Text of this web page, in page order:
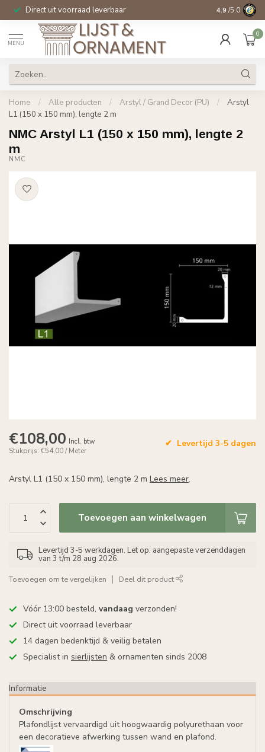
Direct uit voorraad leverbaar 14 dagen
4.9 /5.0
MENU
0
Home / Alle producten / Arstyl / Grand Decor (PU) /
Arstyl
L1 (150 x 150 mm), lengte 2 m
NMC Arstyl L1 (150 x 150 mm), lengte 2
m
NMC
€108,00 Incl. btw
Stukprijs: €54,00 / Meter
Levertijd 3-5 dagen
Arstyl L1 (150 x 150 mm), lengte 2 m Lees meer.
Toevoegen aan winkelwagen
Levertijd 3-5 werkdagen. Let op: aangepaste verzenddagen
van 3 t/m 28 aug 2026.
Toevoegen om te vergelijken Deel dit product
Vóór 13:00 besteld, vandaag verzonden!
Direct uit voorraad leverbaar
14 dagen bedenktijd & veilig betalen
Specialist in sierlijsten & ornamenten sinds 2008
Informatie
Omschrijving
Plafondlijst vervaardigd uit hoogwaardig polyurethaan voor
een decoratieve afwerking tussen wand en plafond.